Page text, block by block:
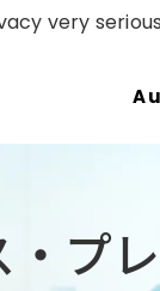
・プ
very